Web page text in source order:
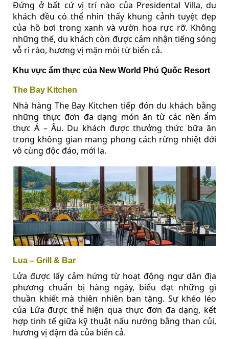
Đứng ở bất cứ vị trí nào của Presidental Villa, du
khách đều có thể nhìn thấy khung cảnh tuyệt đẹp
của hồ bơi trong xanh và vườn hoa rực rỡ. Không
những thế, du khách còn được cảm nhận tiếng sóng
vỗ rì rào, hương vị mặn mòi từ biển cả.
Khu vực ẩm thực của New World Phú Quốc Resort
The Bay Kitchen
Nhà hàng The Bay Kitchen tiếp đón du khách bằng
những thực đơn đa dạng món ăn từ các nền ẩm
thực Á – Âu. Du khách được thưởng thức bữa ăn
trong không gian mang phong cách rừng nhiệt đới
vô cùng độc đáo, mới lạ.
Lua – Grill & Bar
Lửa được lấy cảm hứng từ hoạt động ngư dân địa
phương chuẩn bị hàng ngày, biểu đạt những gì
thuần khiết mà thiên nhiên ban tặng. Sự khéo léo
của Lửa được thể hiện qua thực đơn đa dạng, kết
hợp tinh tế giữa kỹ thuật nấu nướng bằng than củi,
hương vị đậm đà của biển cả.